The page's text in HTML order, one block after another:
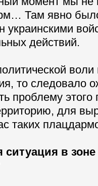
Там явно
украинскими
действий.
воли
то следовало
проблему
для
таких
ситуация в